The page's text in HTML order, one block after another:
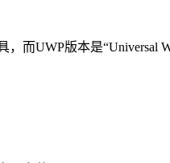
而UWP版本是“Universal